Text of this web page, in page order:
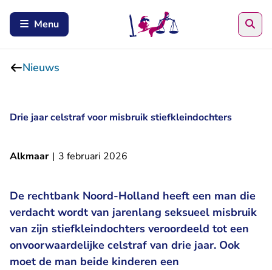
Menu
Nieuws
Drie jaar celstraf voor misbruik stiefkleindochters
Alkmaar | 3 februari 2026
De rechtbank Noord-Holland heeft een man die
verdacht wordt van jarenlang seksueel misbruik
van zijn stiefkleindochters veroordeeld tot een
onvoorwaardelijke celstraf van drie jaar. Ook
moet de man beide kinderen een